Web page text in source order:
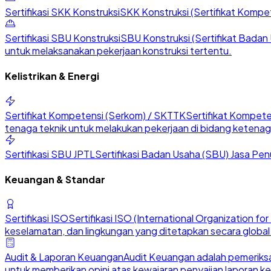
Sertifikasi SKK KonstruksiSKK Konstruksi (Sertifikat
Sertifikasi SBU KonstruksiSBU Konstruksi (Sertifikat Badan
untuk melaksanakan pekerjaan konstruksi tertentu.
Kelistrikan & Energi
Sertifikat Kompetensi (Serkom) / SKTTKSertifikat
tenaga teknik untuk melakukan pekerjaan di bidang
Sertifikasi SBU JPTLSertifikasi Badan Usaha (SBU) Jasa
Keuangan & Standar
Sertifikasi ISOSertifikasi ISO (International Organization
keselamatan, dan lingkungan yang ditetapkan secara
Audit & Laporan KeuanganAudit Keuangan adalah